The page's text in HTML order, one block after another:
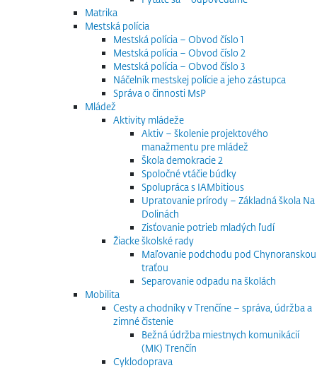
Matrika
Mestská polícia
Mestská polícia – Obvod číslo 1
Mestská polícia – Obvod číslo 2
Mestská polícia – Obvod číslo 3
Náčelník mestskej polície a jeho zástupca
Správa o činnosti MsP
Mládež
Aktivity mládeže
Aktiv – školenie projektového
manažmentu pre mládež
Škola demokracie 2
Spoločné vtáčie búdky
Spolupráca s IAMbitious
Upratovanie prírody – Základná škola Na
Dolinách
Zisťovanie potrieb mladých ľudí
Žiacke školské rady
Maľovanie podchodu pod Chynoranskou
traťou
Separovanie odpadu na školách
Mobilita
Cesty a chodníky v Trenčíne – správa, údržba a
zimné čistenie
Bežná údržba miestnych komunikácií
(MK) Trenčín
Cyklodoprava